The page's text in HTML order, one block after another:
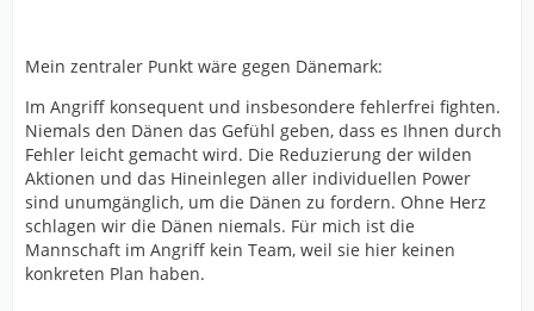
Mein zentraler Punkt wäre gegen Dänemark:
Im Angriff konsequent und insbesondere fehlerfrei fighten.
Niemals den Dänen das Gefühl geben, dass es Ihnen durch
Fehler leicht gemacht wird. Die Reduzierung der wilden
Aktionen und das Hineinlegen aller individuellen Power
sind unumgänglich, um die Dänen zu fordern. Ohne Herz
schlagen wir die Dänen niemals. Für mich ist die
Mannschaft im Angriff kein Team, weil sie hier keinen
konkreten Plan haben.